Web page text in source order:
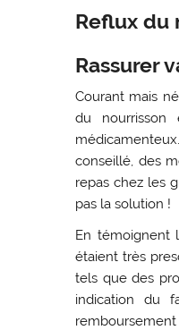
Reflux du
Rassurer
Courant mais
du
conseillé, des
repas chez les
pas la solution !
En témoignent
étaient très
tels que des
indication du